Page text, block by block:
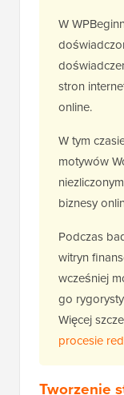
W
stron
online.
W tym
motywów
biznesy
Podczas
witryn
wcześniej
go
Więcej
procesie
Tworzenie